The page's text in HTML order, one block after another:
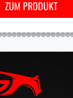
ZUM PRODUKT